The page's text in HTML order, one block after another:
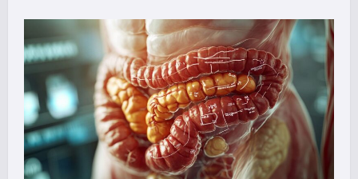
de
poids
après
arrêt
antidépresseurs
:
mon
témoignage
et
mes
conseils
pour
réussir